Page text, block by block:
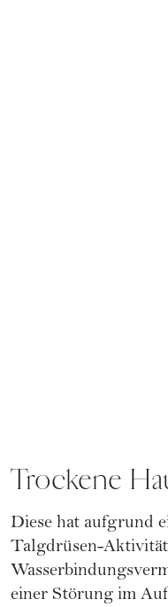
Trockene
Diese hat aufgrund
Talgdrüsen-
einer Störung im